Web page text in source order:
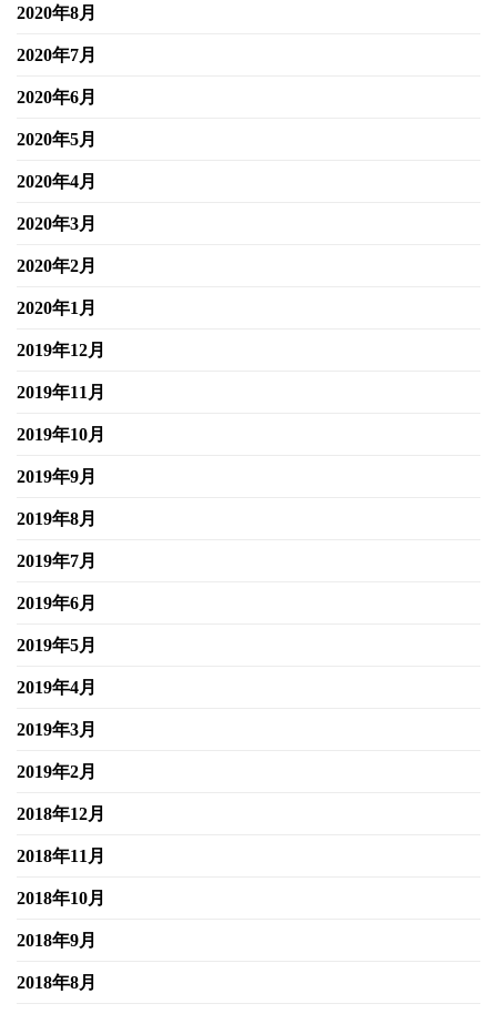
2020年8月
2020年7月
2020年6月
2020年5月
2020年4月
2020年3月
2020年2月
2020年1月
2019年12月
2019年11月
2019年10月
2019年9月
2019年8月
2019年7月
2019年6月
2019年5月
2019年4月
2019年3月
2019年2月
2018年12月
2018年11月
2018年10月
2018年9月
2018年8月